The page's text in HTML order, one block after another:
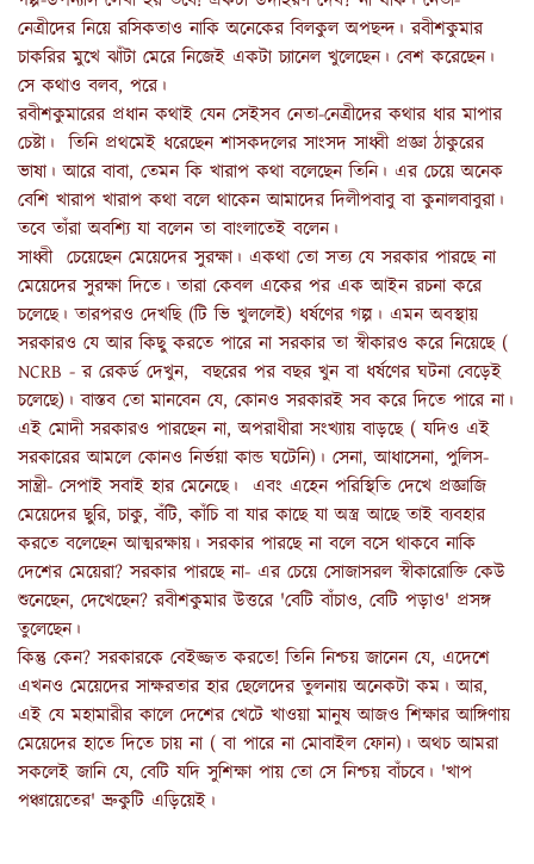
নেত্রীদের নিয়ে রসিকতাও নাকি অনেকের বিলকুল অপছন্দ। রবীশকুমার
চাকরির মুখে ঝাঁটা মেরে নিজেই একটা চ্যানেল খুলেছেন। বেশ করেছেন।
সে কথাও বলব, পরে।
রবীশকুমারের প্রধান কথাই যেন সেইসব নেতা-নেত্রীদের কথার ধার মাপার
চেষ্টা। তিনি প্রথমেই ধরেছেন শাসকদলের সাংসদ সাধ্বী প্রজ্ঞা ঠাকুরের
ভাষা। আরে বাবা, তেমন কি খারাপ কথা বলেছেন তিনি। এর চেয়ে অনেক
বেশি খারাপ খারাপ কথা বলে থাকেন আমাদের দিলীপবাবু বা কুনালবাবুরা।
তবে তাঁরা অবশ্যি যা বলেন তা বাংলাতেই বলেন।
সাধ্বী চেয়েছেন মেয়েদের সুরক্ষা। একথা তো সত্য যে সরকার পারছে না
মেয়েদের সুরক্ষা দিতে। তারা কেবল একের পর এক আইন রচনা করে
চলেছে। তারপরও দেখছি (টি ভি খুললেই) ধর্ষণের গল্প। এমন অবস্থায়
সরকারও যে আর কিছু করতে পারে না সরকার তা স্বীকারও করে নিয়েছে (
NCRB - র রেকর্ড দেখুন, বছরের পর বছর খুন বা ধর্ষণের ঘটনা বেড়েই
চলেছে)। বাস্তব তো মানবেন যে, কোনও সরকারই সব করে দিতে পারে না।
এই মোদী সরকারও পারছেন না, অপরাধীরা সংখ্যায় বাড়ছে ( যদিও এই
সরকারের আমলে কোনও নির্ভয়া কান্ড ঘটেনি)। সেনা, আধাসেনা, পুলিস-
সান্ত্রী- সেপাই সবাই হার মেনেছে। এবং এহেন পরিস্থিতি দেখে প্রজ্ঞাজি
মেয়েদের ছুরি, চাকু, বঁটি, কাঁচি বা যার কাছে যা অস্ত্র আছে তাই ব্যবহার
করতে বলেছেন আত্মরক্ষায়। সরকার পারছে না বলে বসে থাকবে নাকি
দেশের মেয়েরা? সরকার পারছে না- এর চেয়ে সোজাসরল স্বীকারোক্তি কেউ
শুনেছেন, দেখেছেন? রবীশকুমার উত্তরে 'বেটি বাঁচাও, বেটি পড়াও' প্রসঙ্গ
তুলেছেন।
কিন্তু কেন? সরকারকে বেইজ্জত করতে! তিনি নিশ্চয় জানেন যে, এদেশে
এখনও মেয়েদের সাক্ষরতার হার ছেলেদের তুলনায় অনেকটা কম। আর,
এই যে মহামারীর কালে দেশের খেটে খাওয়া মানুষ আজও শিক্ষার আঙ্গিণায়
মেয়েদের হাতে দিতে চায় না ( বা পারে না মোবাইল ফোন)। অথচ আমরা
সকলেই জানি যে, বেটি যদি সুশিক্ষা পায় তো সে নিশ্চয় বাঁচবে। 'খাপ
পঞ্চায়েতের' ভ্রুকুটি এড়িয়েই।